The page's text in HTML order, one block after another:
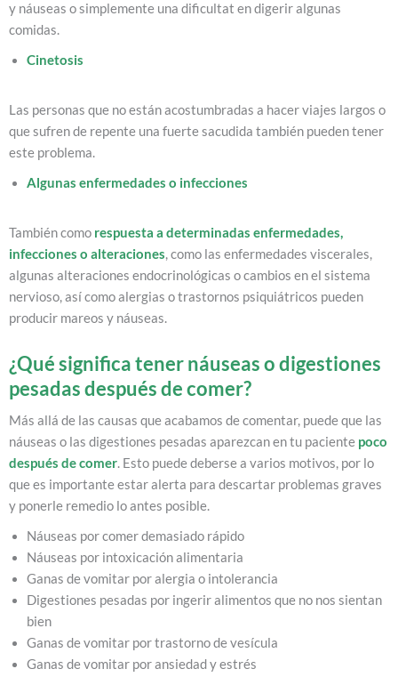
y náuseas o simplemente una dificultat en digerir algunas
comidas.
Cinetosis
Las personas que no están acostumbradas a hacer viajes largos o
que sufren de repente una fuerte sacudida también pueden tener
este problema.
Algunas enfermedades o infecciones
También como respuesta a determinadas enfermedades,
infecciones o alteraciones, como las enfermedades viscerales,
algunas alteraciones endocrinológicas o cambios en el sistema
nervioso, así como alergias o trastornos psiquiátricos pueden
producir mareos y náuseas.
¿Qué significa tener náuseas o digestiones
pesadas después de comer?
Más allá de las causas que acabamos de comentar, puede que las
náuseas o las digestiones pesadas aparezcan en tu paciente poco
después de comer. Esto puede deberse a varios motivos, por lo
que es importante estar alerta para descartar problemas graves
y ponerle remedio lo antes posible.
Náuseas por comer demasiado rápido
Náuseas por intoxicación alimentaria
Ganas de vomitar por alergia o intolerancia
Digestiones pesadas por ingerir alimentos que no nos sientan
bien
Ganas de vomitar por trastorno de vesícula
Ganas de vomitar por ansiedad y estrés